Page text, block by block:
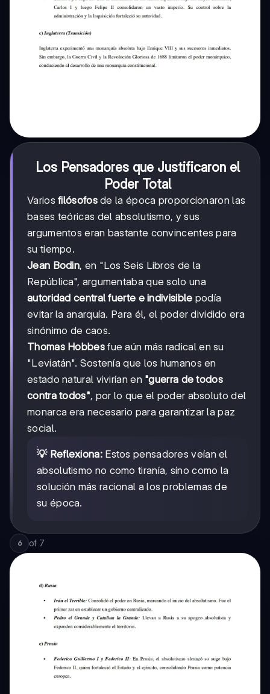
Los Pensadores que Justificaron el
Poder Total
Variosfilósofosde la época proporcionaron las
bases teóricas del absolutismo, y sus
argumentos eran bastante convincentes para
su tiempo.
Jean Bodin, en "Los Seis Libros de la
República", argumentaba que solo una
autoridad central fuerte e indivisible podía
evitar la anarquía. Para él, el poder dividido era
sinónimo de caos.
Thomas Hobbesfue aún más radical en su
"Leviatán". Sostenía que los humanos en
estado natural vivirían en "guerra de todos
contra todos", por lo que el poder absoluto del
monarca era necesario para garantizar la paz
social.
💡 Reflexiona:Estos pensadores veían el
absolutismo no como tiranía, sino como la
solución más racional a los problemas de
su época.
6 of 7